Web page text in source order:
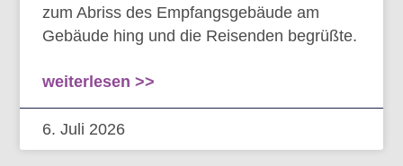
zum Abriss des Empfangsgebäude am
Gebäude hing und die Reisenden begrüßte.
weiterlesen >>
6. Juli 2026